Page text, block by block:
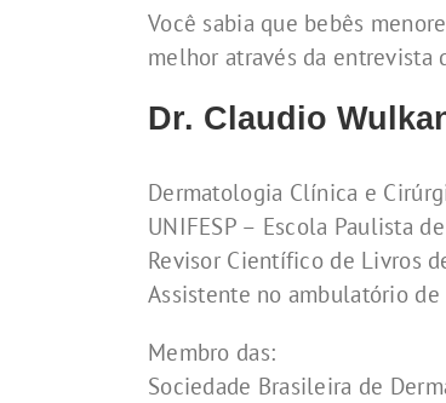
Você sabia que bebês
melhor através da entrevista
Dr. Claudio
Dermatologia Clínica e
UNIFESP – Escola Paulista
Revisor Científico de Livros
Assistente no ambulatório
Membro das:
Sociedade Brasileira de